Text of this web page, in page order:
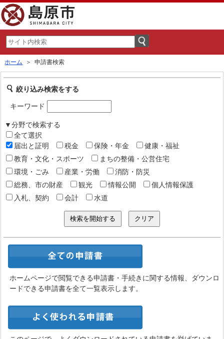
ホーム ＞ 申請書検索
絞り込み検索をする
キーワード
▼分野で検索する
全て選択
届出と証明
税金 保険・年金
健康・福祉
教育・文化・スポーツ
まちの整備・公営住宅
環境・ごみ
産業・労働
消防・防災
総務、市の財産
観光 情報公開
個人情報保護
入札、契約
会計 水道
ホームページで閲覧できる申請書・手続きに関する情報、ダウンロ
ードできる申請書を全て一覧表示します。